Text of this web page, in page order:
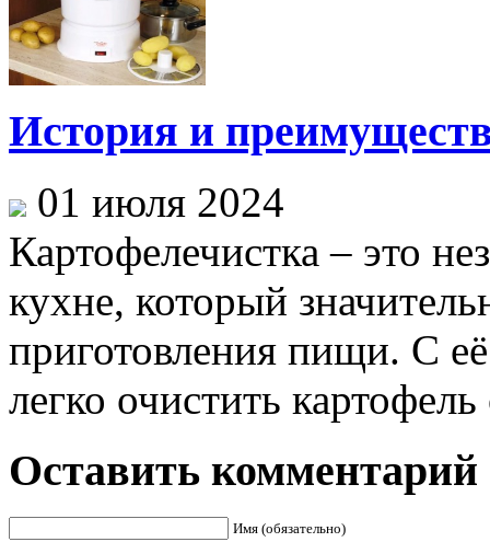
История и
01 июля 2024
Картофелечистка – это
кухне, который
приготовления пищи. С
легко очистить
Оставить комментарий
Имя (обязательно)